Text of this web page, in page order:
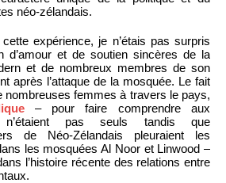
néo-zélandais.
expérience, je n’étais pas surpris
d’amour et de soutien sincères de la
et de nombreux membres de son
après l’attaque de la mosquée. Le fait
nombreuses femmes à travers le pays,
– pour faire comprendre aux
n’étaient pas seuls tandis que
de Néo-Zélandais pleuraient les
les mosquées Al Noor et Linwood –
l’histoire récente des relations entre